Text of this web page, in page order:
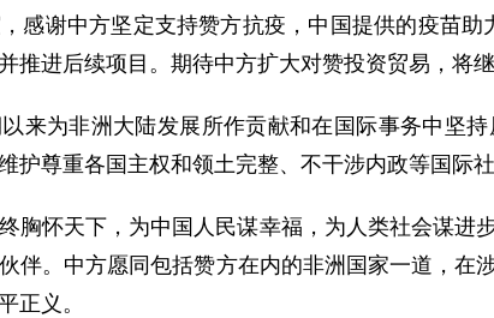
感谢中方坚定支持赞方抗疫，中国提供的疫苗
推进后续项目。期待中方扩大对赞投资贸易，将
来为非洲大陆发展所作贡献和在国际事务中坚
护尊重各国主权和领土完整、不干涉内政等国际社
胸怀天下，为中国人民谋幸福，为人类社会谋进
伴。中方愿同包括赞方在内的非洲国家一道，
正义。